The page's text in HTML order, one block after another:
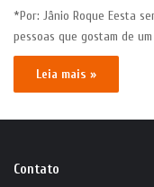
*Por: Jânio Roque Eesta
pessoas que gostam de
Leia mais »
Contato